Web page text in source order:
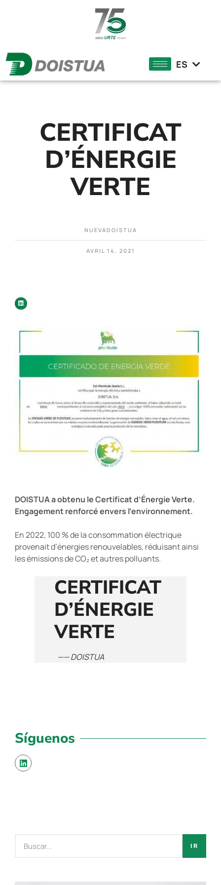
ES
EU
CERTIFICAT
D’ÉNERGIE
VERTE
NUEVADOISTUA
AVRIL 14, 2021
IR
DOISTUA a obtenu le Certificat d’Énergie Verte.
Engagement renforcé envers l’environnement.
En 2022, 100 % de la consommation électrique
provenait d’énergies renouvelables, réduisant ainsi
les émissions de CO₂ et autres polluants.
CERTIFICAT
D’ÉNERGIE
VERTE
—— DOISTUA
Síguenos